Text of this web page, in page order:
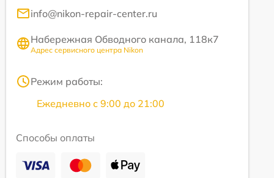
info@nikon-repair-center.ru
Набережная Обводного канала, 118к7
Адрес сервисного центра Nikon
Режим работы:
Ежедневно с 9:00 до 21:00
Способы оплаты